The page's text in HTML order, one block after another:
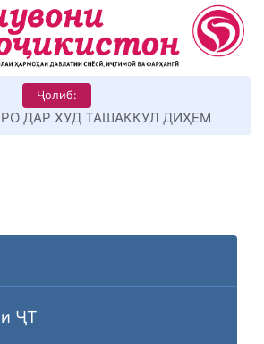
Ҷолиб:
ДАР ХУД ТАШАККУЛ ДИҲЕМ
ҶТ